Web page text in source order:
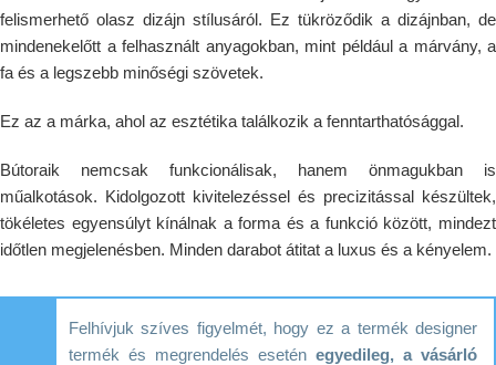
felismerhető olasz dizájn stílusáról. Ez tükröződik a dizájnban, de
mindenekelőtt a felhasznált anyagokban, mint például a márvány, a
fa és a legszebb minőségi szövetek.
Ez az a márka, ahol az esztétika találkozik a fenntarthatósággal.
Bútoraik nemcsak funkcionálisak, hanem önmagukban is
műalkotások. Kidolgozott kivitelezéssel és precizitással készültek,
tökéletes egyensúlyt kínálnak a forma és a funkció között, mindezt
időtlen megjelenésben. Minden darabot átitat a luxus és a kényelem.
Felhívjuk szíves figyelmét, hogy ez a termék designer
termék és megrendelés esetén egyedileg, a vásárló